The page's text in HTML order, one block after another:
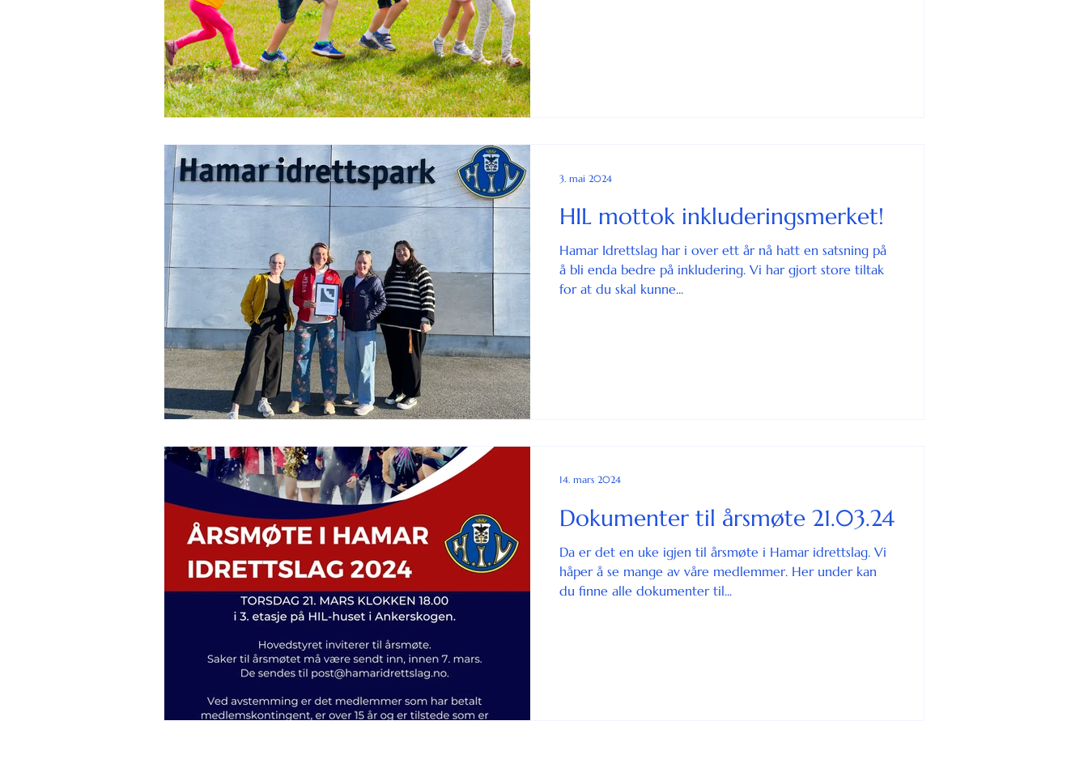
HIL mottok inkluderingsmerket!
Hamar Idrettslag har i over ett år nå hatt en satsning på
å bli enda bedre på inkludering. Vi har gjort store tiltak
for at du skal kunne...
3. mai 2024
Dokumenter til årsmøte 21.03.24
Da er det en uke igjen til årsmøte i Hamar idrettslag. Vi
håper å se mange av våre medlemmer. Her under kan
du finne alle dokumenter til...
14. mars 2024